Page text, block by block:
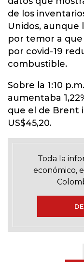
de los
Unidos, aunque
por temor a
por covid-19
combustible.
Sobre la 1:10
aumentaba
que el de Brent
US$45,20.
Toda la
económico,